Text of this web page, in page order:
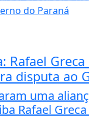
Rafael
disputa ao
uma
Rafael Greca